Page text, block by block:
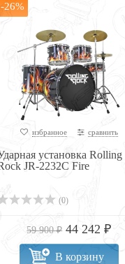
-26%
избранное сравнить
установка Rolling
JR-2232C Fire
(0)
59 900 ₽ 44 242 ₽
В корзину